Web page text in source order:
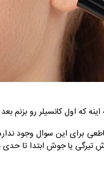
که اول کانسیلر رو بزنم
برای این سوال وجود نداره
تیرگی یا جوش ابتدا تا حدی